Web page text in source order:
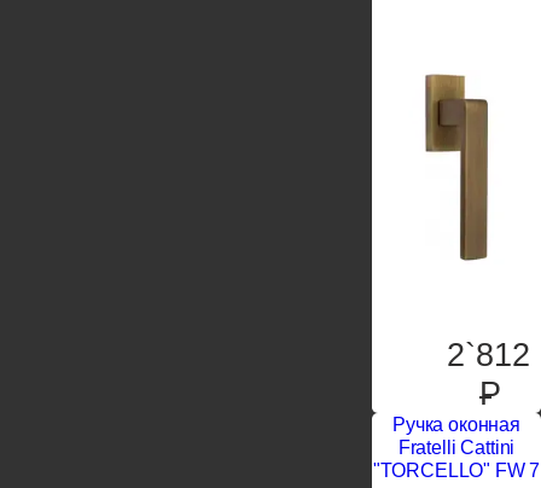
2`812
P
Ручка оконная
Fratelli Cattini
"TORCELLO" FW 7